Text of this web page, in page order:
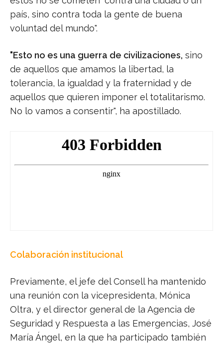
país, sino contra toda la gente de buena
voluntad del mundo".
"Esto no es una guerra de civilizaciones, sino
de aquellos que amamos la libertad, la
tolerancia, la igualdad y la fraternidad y de
aquellos que quieren imponer el totalitarismo.
No lo vamos a consentir", ha apostillado.
Colaboración institucional
Previamente, el jefe del Consell ha mantenido
una reunión con la vicepresidenta, Mónica
Oltra, y el director general de la Agencia de
Seguridad y Respuesta a las Emergencias, José
María Ángel, en la que ha participado también